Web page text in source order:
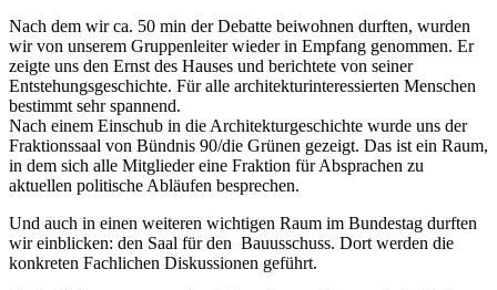
Nach dem wir ca. 50 min der Debatte beiwohnen durften, wurden
wir von unserem Gruppenleiter wieder in Empfang genommen. Er
zeigte uns den Ernst des Hauses und berichtete von seiner
Entstehungsgeschichte. Für alle architekturinteressierten Menschen
bestimmt sehr spannend.
Nach einem Einschub in die Architekturgeschichte wurde uns der
Fraktionssaal von Bündnis 90/die Grünen gezeigt. Das ist ein Raum,
in dem sich alle Mitglieder eine Fraktion für Absprachen zu
aktuellen politische Abläufen besprechen.
Und auch in einen weiteren wichtigen Raum im Bundestag durften
wir einblicken: den Saal für den Bauusschuss. Dort werden die
konkreten Fachlichen Diskussionen geführt.